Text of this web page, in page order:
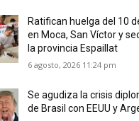
Ratifican huelga del 10
en Moca, San Víctor y
la provincia Espaillat
6 agosto, 2026 11:24 pm
Se agudiza la crisis
de Brasil con EEUU y